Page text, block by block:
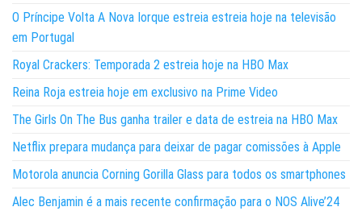
O Príncipe Volta A Nova Iorque estreia estreia hoje na televisão
em Portugal
Royal Crackers: Temporada 2 estreia hoje na HBO Max
Reina Roja estreia hoje em exclusivo na Prime Video
The Girls On The Bus ganha trailer e data de estreia na HBO Max
Netflix prepara mudança para deixar de pagar comissões à Apple
Motorola anuncia Corning Gorilla Glass para todos os smartphones
Alec Benjamin é a mais recente confirmação para o NOS Alive’24